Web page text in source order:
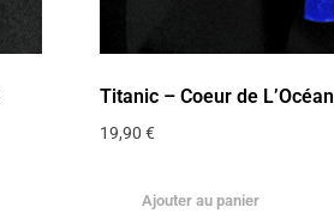
Titanic – Coeur de L’Océan
19,90 €
Ajouter au panier